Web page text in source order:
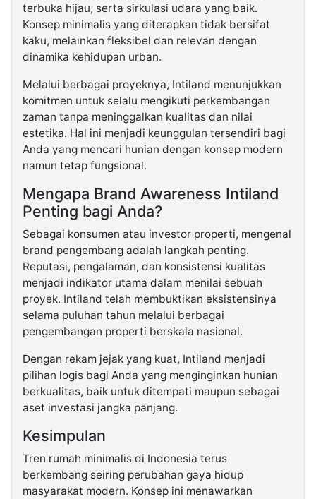
terbuka hijau, serta sirkulasi udara yang baik.
Konsep minimalis yang diterapkan tidak bersifat
kaku, melainkan fleksibel dan relevan dengan
dinamika kehidupan urban.
Melalui berbagai proyeknya, Intiland menunjukkan
komitmen untuk selalu mengikuti perkembangan
zaman tanpa meninggalkan kualitas dan nilai
estetika. Hal ini menjadi keunggulan tersendiri bagi
Anda yang mencari hunian dengan konsep modern
namun tetap fungsional.
Mengapa Brand Awareness Intiland
Penting bagi Anda?
Sebagai konsumen atau investor properti, mengenal
brand pengembang adalah langkah penting.
Reputasi, pengalaman, dan konsistensi kualitas
menjadi indikator utama dalam menilai sebuah
proyek. Intiland telah membuktikan eksistensinya
selama puluhan tahun melalui berbagai
pengembangan properti berskala nasional.
Dengan rekam jejak yang kuat, Intiland menjadi
pilihan logis bagi Anda yang menginginkan hunian
berkualitas, baik untuk ditempati maupun sebagai
aset investasi jangka panjang.
Kesimpulan
Tren rumah minimalis di Indonesia terus
berkembang seiring perubahan gaya hidup
masyarakat modern. Konsep ini menawarkan